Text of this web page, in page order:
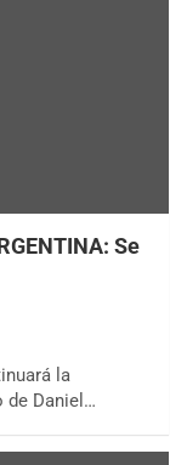
Se
la
de Daniel…